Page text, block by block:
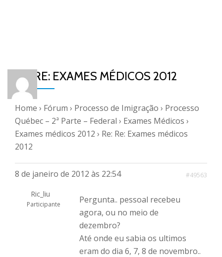
RE: RE: EXAMES MÉDICOS 2012
Home › Fórum › Processo de Imigração › Processo
Québec – 2ª Parte – Federal › Exames Médicos ›
Exames médicos 2012 › Re: Re: Exames médicos
2012
8 de janeiro de 2012 às 22:54 #49563
Ric_liu
Participante
Pergunta.. pessoal recebeu
agora, ou no meio de
dezembro?
Até onde eu sabia os ultimos
eram do dia 6, 7, 8 de novembro..